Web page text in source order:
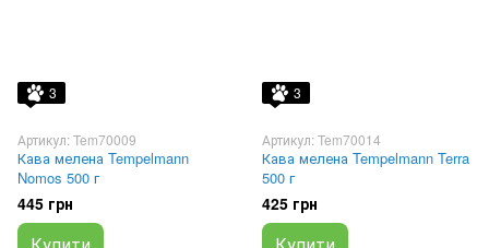
3
Артикул: Tem70009
Кава мелена Tempelmann
Nomos 500 г
445 грн
3
Артикул: Tem70014
Кава мелена Tempelmann Terra
500 г
425 грн